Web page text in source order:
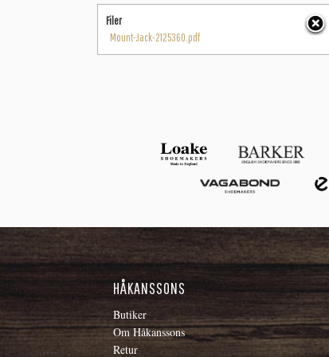
Filer
Mount-Jack-2125360.pdf
HÅKANSSONS
Butiker
Om Håkanssons
Retur